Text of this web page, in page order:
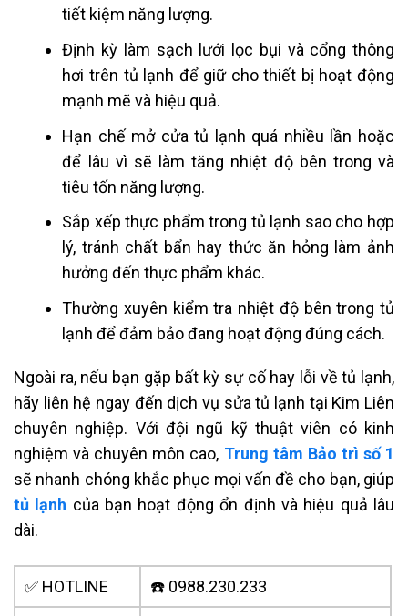
tiết kiệm năng lượng.
Định kỳ làm sạch lưới lọc bụi và cổng thông
hơi trên tủ lạnh để giữ cho thiết bị hoạt động
mạnh mẽ và hiệu quả.
Hạn chế mở cửa tủ lạnh quá nhiều lần hoặc
để lâu vì sẽ làm tăng nhiệt độ bên trong và
tiêu tốn năng lượng.
Sắp xếp thực phẩm trong tủ lạnh sao cho hợp
lý, tránh chất bẩn hay thức ăn hỏng làm ảnh
hưởng đến thực phẩm khác.
Thường xuyên kiểm tra nhiệt độ bên trong tủ
lạnh để đảm bảo đang hoạt động đúng cách.
Ngoài ra, nếu bạn gặp bất kỳ sự cố hay lỗi về tủ lạnh,
hãy liên hệ ngay đến dịch vụ sửa tủ lạnh tại Kim Liên
chuyên nghiệp. Với đội ngũ kỹ thuật viên có kinh
nghiệm và chuyên môn cao, Trung tâm Bảo trì số 1
sẽ nhanh chóng khắc phục mọi vấn đề cho bạn, giúp
tủ lạnh của bạn hoạt động ổn định và hiệu quả lâu
dài.
✅ HOTLINE ☎️ 0988.230.233